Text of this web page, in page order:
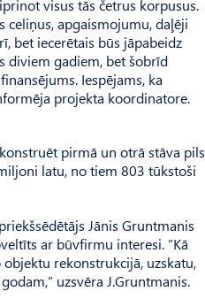
visus tās četrus korpusus.
celiņus, apgaismojumu, daļēji
bet iecerētais būs jāpabeidz
diviem gadiem, bet šobrīd
Iespējams, ka
projekta koordinatore.
pirmā un otrā stāva pils
latu, no tiem 803 tūkstoši
Jānis Gruntmanis
ar būvfirmu interesi. ”Kā
objektu rekonstrukcijā, uzskatu,
uzsvēra J.Gruntmanis.